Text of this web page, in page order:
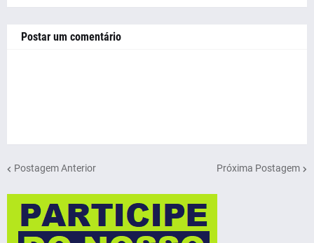
Postar um comentário
Postagem Anterior Próxima Postagem